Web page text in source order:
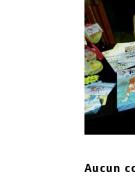
Aucun